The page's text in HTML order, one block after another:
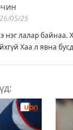
05/25
нэг лалар байнаа.
Хаа л явна